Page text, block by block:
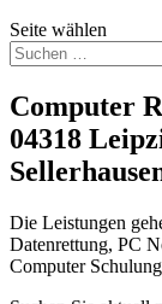
Seite wählen
Computer
04318
Die Leistungen
Datenrettung, PC
Computer